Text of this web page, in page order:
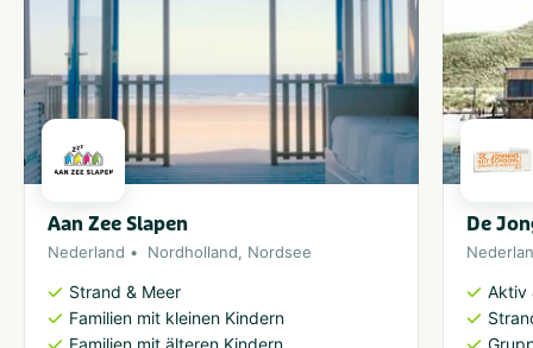
Aan Zee Slapen
Nederland Nordholland, Nordsee
Strand & Meer
Familien mit kleinen Kindern
De
Aktiv